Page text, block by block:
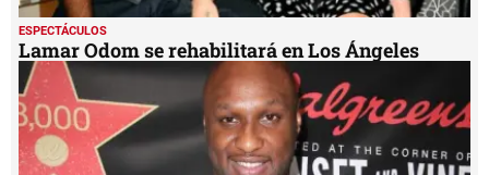
ESPECTÁCULOS
Lamar Odom se rehabilitará en Los Ángeles